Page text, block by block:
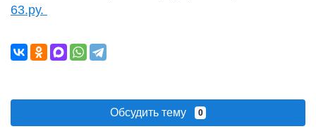
63.ру.
Обсудить тему 0